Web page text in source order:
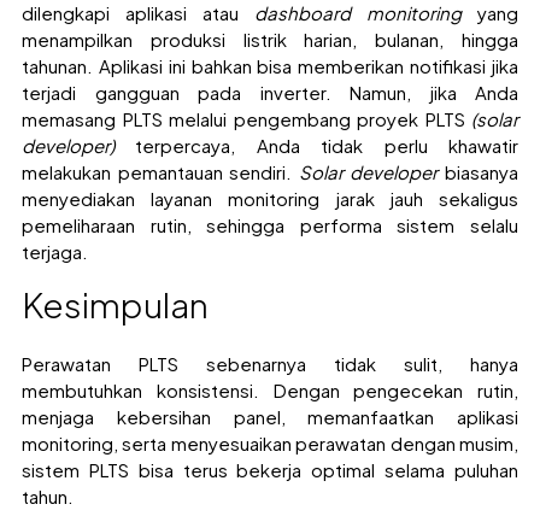
dilengkapi aplikasi atau dashboard monitoringyang
menampilkan produksi listrik harian, bulanan, hingga
tahunan. Aplikasi ini bahkan bisa memberikan notifikasi jika
terjadi gangguan pada inverter. Namun, jika Anda
memasang PLTS melalui pengembang proyek PLTS (solar
developer)terpercaya, Anda tidak perlu khawatir
melakukan pemantauan sendiri. Solar developerbiasanya
menyediakan layanan monitoring jarak jauh sekaligus
pemeliharaan rutin, sehingga performa sistem selalu
terjaga.
Kesimpulan
Perawatan PLTS sebenarnya tidak sulit, hanya
membutuhkan konsistensi. Dengan pengecekan rutin,
menjaga kebersihan panel, memanfaatkan aplikasi
monitoring, serta menyesuaikan perawatan dengan musim,
sistem PLTS bisa terus bekerja optimal selama puluhan
tahun.